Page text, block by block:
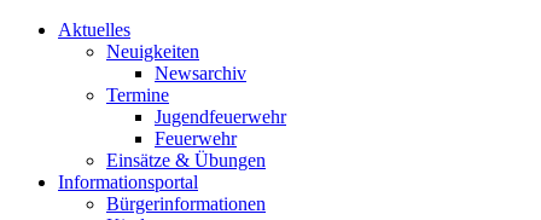
Aktuelles
Neuigkeiten
Newsarchiv
Termine
Jugendfeuerwehr
Feuerwehr
Einsätze & Übungen
Informationsportal
Bürgerinformationen